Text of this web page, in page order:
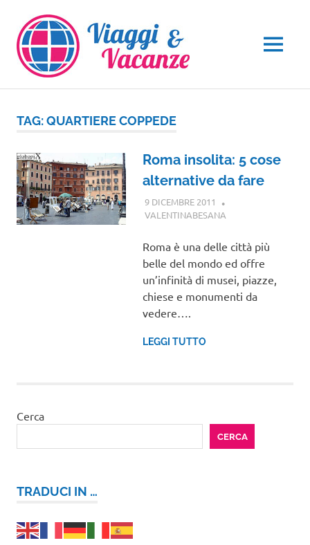
contenuto
MENU
TAG:QUARTIERE COPPEDE
Roma insolita: 5 cose
alternative da fare
9 DICEMBRE 2011
VALENTINABESANALAZIO
Roma è una delle città più
belle del mondo ed offre
un’infinità di musei, piazze,
chiese e monumenti da
vedere….
LEGGI TUTTO
Cerca
CERCA
TRADUCI IN …